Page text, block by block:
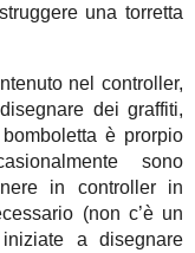
una torretta
nel controller,
dei graffiti,
è prorpio
sono
in controller in
(non c’è un
a disegnare